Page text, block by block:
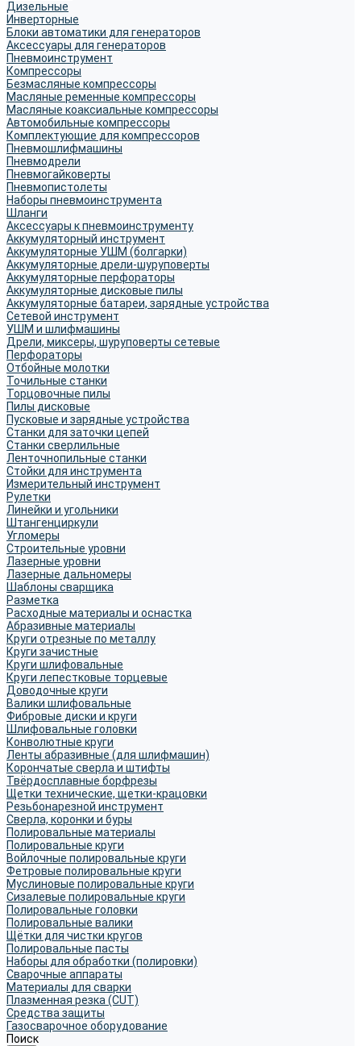
Дизельные
Инверторные
Блоки автоматики для генераторов
Аксессуары для генераторов
Пневмоинструмент
Компрессоры
Безмасляные компрессоры
Масляные ременные компрессоры
Масляные коаксиальные компрессоры
Автомобильные компрессоры
Комплектующие для компрессоров
Пневмошлифмашины
Пневмодрели
Пневмогайковерты
Пневмопистолеты
Наборы пневмоинструмента
Шланги
Аксессуары к пневмоинструменту
Аккумуляторный инструмент
Аккумуляторные УШМ (болгарки)
Аккумуляторные дрели-шуруповерты
Аккумуляторные перфораторы
Аккумуляторные дисковые пилы
Аккумуляторные батареи, зарядные устройства
Сетевой инструмент
УШМ и шлифмашины
Дрели, миксеры, шуруповерты сетевые
Перфораторы
Отбойные молотки
Точильные станки
Торцовочные пилы
Пилы дисковые
Пусковые и зарядные устройства
Станки для заточки цепей
Станки сверлильные
Ленточнопильные станки
Стойки для инструмента
Измерительный инструмент
Рулетки
Линейки и угольники
Штангенциркули
Угломеры
Строительные уровни
Лазерные уровни
Лазерные дальномеры
Шаблоны сварщика
Разметка
Расходные материалы и оснастка
Абразивные материалы
Круги отрезные по металлу
Круги зачистные
Круги шлифовальные
Круги лепестковые торцевые
Доводочные круги
Валики шлифовальные
Фибровые диски и круги
Шлифовальные головки
Конволютные круги
Ленты абразивные (для шлифмашин)
Корончатые сверла и штифты
Твёрдосплавные борфрезы
Щетки технические, щетки-крацовки
Резьбонарезной инструмент
Сверла, коронки и буры
Полировальные материалы
Полировальные круги
Войлочные полировальные круги
Фетровые полировальные круги
Муслиновые полировальные круги
Cизалевые полировальные круги
Полировальные головки
Полировальные валики
Щётки для чистки кругов
Полировальные пасты
Наборы для обработки (полировки)
Сварочные аппараты
Материалы для сварки
Плазменная резка (CUT)
Средства защиты
Газосварочное оборудование
Поиск